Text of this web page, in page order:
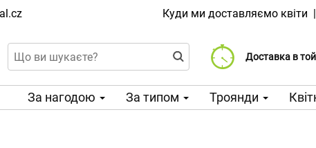
Куди ми доставляємо квіти |
Доставка в
Доставка від 99
Виберіть дату
За нагодою За типом Троянди